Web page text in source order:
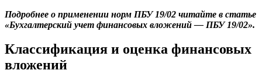
Подробнее о применении норм ПБУ 19/02 читайте в статье
«Бухгалтерский учет финансовых вложений — ПБУ 19/02».
Классификация и оценка финансовых
вложений